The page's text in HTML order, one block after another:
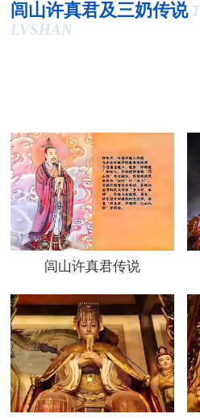
闾山许真君及三奶传说
LVSHAN
闾山许真君传说